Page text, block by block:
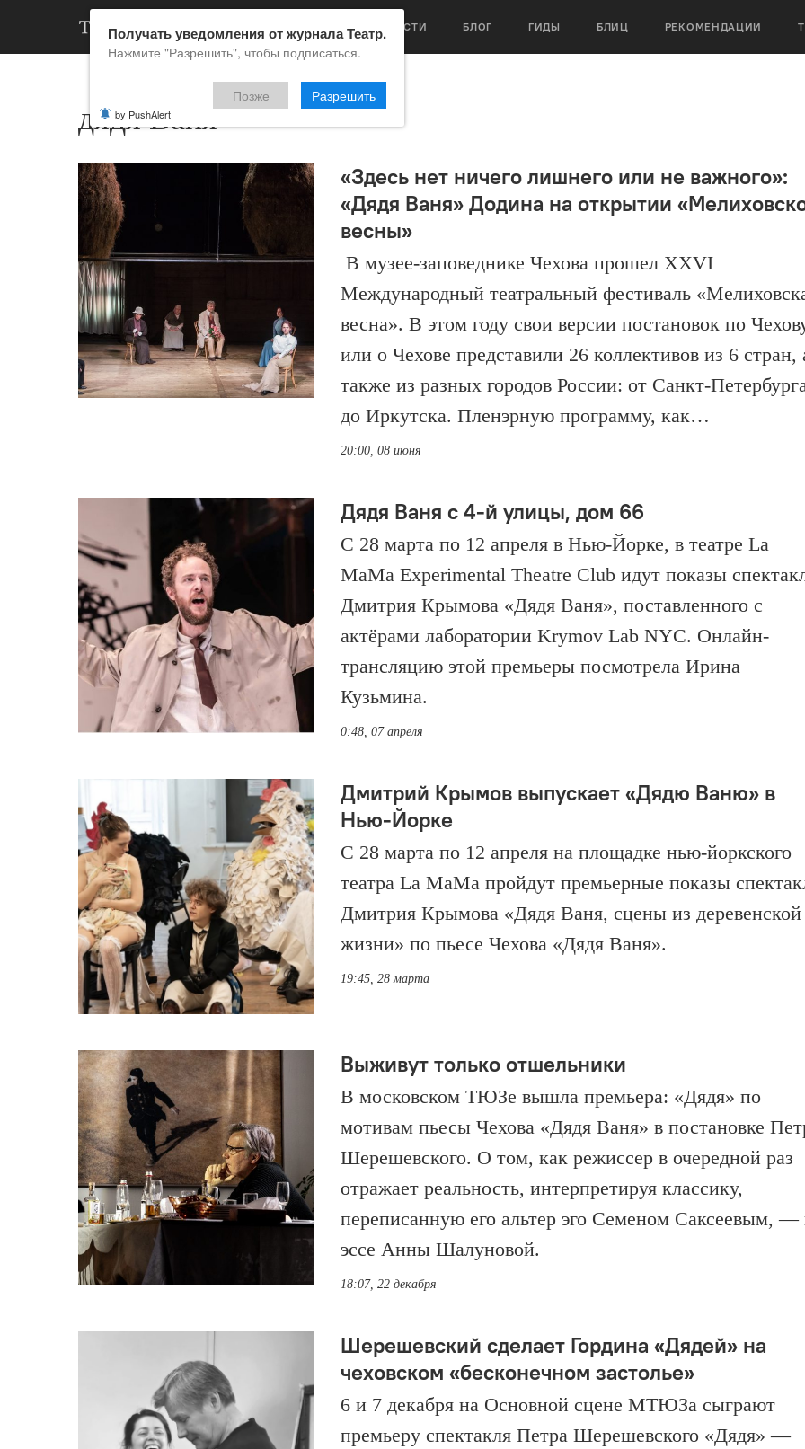
НОВОСТИ БЛОГ ГИДЫ БЛИЦ РЕКОМЕНДАЦИИ
дядя Ваня
«Здесь нет ничего лишнего или не важного»:
«Дядя Ваня» Додина на открытии
весны»
В музее-заповеднике Чехова прошел XXVI
Международный театральный фестиваль
весна». В этом году свои версии постановок по
или о Чехове представили 26 коллективов из 6 стран,
также из разных городов России: от Санкт-
до Иркутска. Пленэрную программу, как…
20:00, 08 июня
Дядя Ваня с 4-й улицы, дом 66
С 28 марта по 12 апреля в Нью-Йорке, в театре La
MaMa Experimental Theatre Club идут показы
Дмитрия Крымова «Дядя Ваня», поставленного с
актёрами лаборатории Krymov Lab NYC. Онлайн-
трансляцию этой премьеры посмотрела Ирина
Кузьмина.
0:48, 07 апреля
Дмитрий Крымов выпускает «Дядю Ваню» в
Нью-Йорке
С 28 марта по 12 апреля на площадке нью-йоркского
театра La MaMa пройдут премьерные показы
Дмитрия Крымова «Дядя Ваня, сцены из деревенской
жизни» по пьесе Чехова «Дядя Ваня».
19:45, 28 марта
Выживут только отшельники
В московском ТЮЗе вышла премьера: «Дядя» по
мотивам пьесы Чехова «Дядя Ваня» в постановке
Шерешевского. О том, как режиссер в очередной раз
отражает реальность, интерпретируя классику,
переписанную его альтер эго Семеном Саксеевым, —
эссе Анны Шалуновой.
18:07, 22 декабря
Шерешевский сделает Гордина «Дядей» на
чеховском «бесконечном застолье»
6 и 7 декабря на Основной сцене МТЮЗа сыграют
премьеру спектакля Петра Шерешевского «Дядя» —
Получать уведомления от журнала Театр.
Нажмите "Разрешить", чтобы подписаться.
Позже Разрешить
by PushAlert